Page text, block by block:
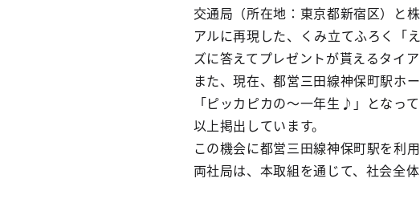
交通局（所在地：東京都新宿区）と
アルに再現した、くみ立てふろく「
ズに答えてプレゼントが貰えるタイ
また、現在、都営三田線神保町駅ホ
「ピッカピカの～一年生♪」となっ
以上掲出しています。
この機会に都営三田線神保町駅を利
両社局は、本取組を通じて、社会全